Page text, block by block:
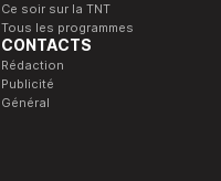
Ce soir sur la TNT
Tous les programmes
CONTACTS
Rédaction
Publicité
Général